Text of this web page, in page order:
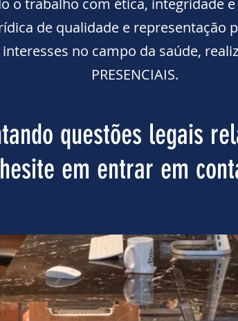
o trabalho com ética, integridade
de qualidade e representação
no campo da saúde,
PRESENCIAIS.
questões legais
hesite em entrar em